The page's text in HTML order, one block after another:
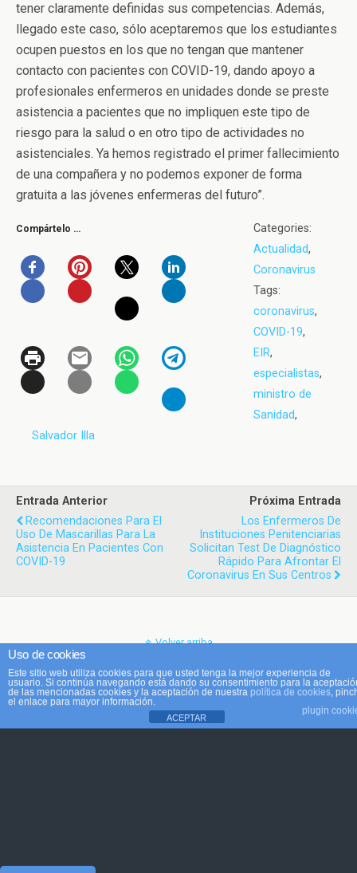
tener claramente definidas sus competencias. Además,
llegado este caso, sólo aceptaremos que los estudiantes
ocupen puestos en los que no tengan que mantener
contacto con pacientes con COVID-19, dando apoyo a
profesionales enfermeros en unidades donde se preste
asistencia a pacientes que no impliquen este tipo de
riesgo para la salud o en otro tipo de actividades no
asistenciales. Ya hemos registrado el primer fallecimiento
de una compañera y no podemos exponer de forma
gratuita a las jóvenes enfermeras del futuro”.
Compártelo …
Categories:
Actualidad,
Coronavirus
Tags:
coronavirus,
COVID-19,
EIR,
especialistas,
ministro de
Sanidad,
Salvador Illa
Entrada Anterior
Recomendaciones Para El
Uso De Mascarillas Para La
Asistencia En Pacientes Con
COVID-19
Próxima Entrada
Los Enfermeros De
Instituciones Penitenciarias
Solicitan Test De Diagnóstico
Rápido Para Afrontar El
Coronavirus En Sus Centros
Volver arriba
Móvil Escritorio
Uso de cookies
Este sitio web utiliza cookies para que usted tenga la mejor experiencia de
usuario. Si continúa navegando está dando su consentimiento para la
de las mencionadas cookies y la aceptación de nuestra política de cookies,
el enlace para mayor información.
plugin
ACEPTAR